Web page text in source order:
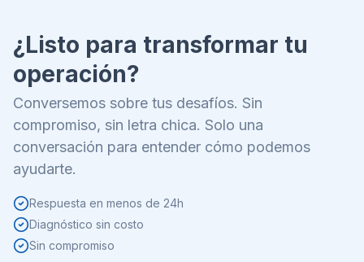
¿Listo para transformar tu
operación?
Conversemos sobre tus desafíos. Sin
compromiso, sin letra chica. Solo una
conversación para entender cómo podemos
ayudarte.
Respuesta en menos de 24h
Diagnóstico sin costo
Sin compromiso